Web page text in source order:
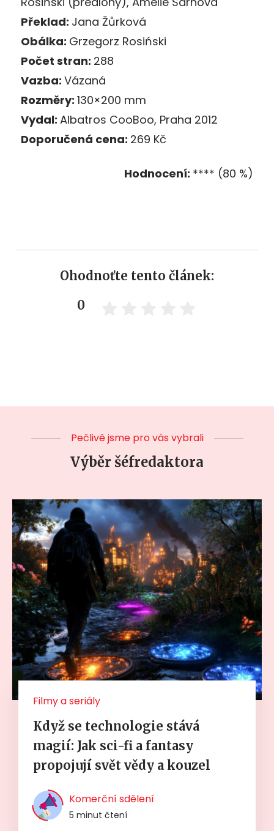
Překlad: Jana Žůrková
Obálka: Grzegorz Rosiński
Počet stran: 288
Vazba: Vázaná
Rozměry: 130×200 mm
Vydal: Albatros CooBoo, Praha 2012
Doporučená cena: 269 Kč
Hodnocení: **** (80 %)
Ohodnoťte tento článek:
0
Pečlivě jsme pro vás vybrali
Výběr šéfredaktora
Filmy a seriály
Když se technologie stává
magií: Jak sci-fi a fantasy
propojují svět vědy a kouzel
Komerční sdělení
5 minut čtení